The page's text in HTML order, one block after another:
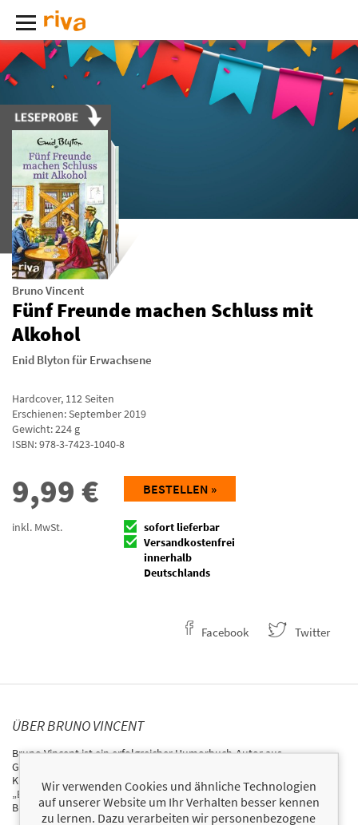
Bruno Vincent
Fünf Freunde machen Schluss mit
Alkohol
Enid Blyton für Erwachsene
Hardcover, 112Seiten
Erschienen: September 2019
Gewicht: 224 g
ISBN:978-3-7423-1040-8
9,99 €
inkl. MwSt.
BESTELLEN »
sofort lieferbar
Versandkostenfrei
innerhalb
Deutschlands
Facebook Twitter
ÜBER BRUNO VINCENT
Bruno Vincent ist ein erfolgreicher Humorbuch-Autor aus
Großbritannien. Er hat zwei Bände mit Gothic-Horror-Geschichten für
Kinder geschrieben, die für die Bühne adaptiert wurden. Die Reihe
„Enid Blyton für Erwachsene“ hat er mit der Zustimmung des Enid
Blyton Estate verfasst.
Wir verwenden Cookies und ähnliche Technologien
auf unserer Website um Ihr Verhalten besser kennen
zu lernen. Dazu verarbeiten wir personenbezogene